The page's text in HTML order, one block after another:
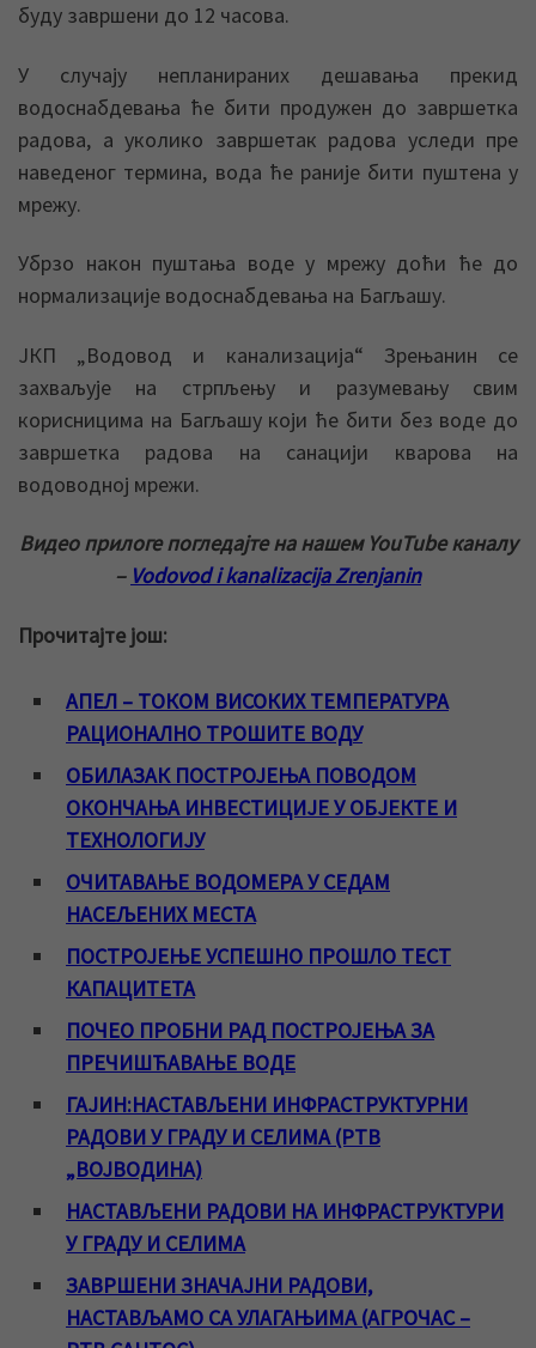
буду завршени до 12 часова.
У случају непланираних дешавања прекид
водоснабдевања ће бити продужен до завршетка
радова, а уколико завршетак радова уследи пре
наведеног термина, вода ће раније бити пуштена у
мрежу.
Убрзо након пуштања воде у мрежу доћи ће до
нормализације водоснабдевања на Багљашу.
ЈКП „Водовод и канализација“ Зрењанин се
захваљује на стрпљењу и разумевању свим
корисницима на Багљашу који ће бити без воде до
завршетка радова на санацији кварова на
водоводној мрежи.
Видео прилоге погледајте на нашем YouTube каналу
– Vodovod i kanalizacija Zrenjanin
Прочитајте још:
АПЕЛ – ТОКОМ ВИСОКИХ ТЕМПЕРАТУРА
РАЦИОНАЛНО ТРОШИТЕ ВОДУ
ОБИЛАЗАК ПОСТРОЈЕЊА ПОВОДОМ
ОКОНЧАЊА ИНВЕСТИЦИЈЕ У ОБЈЕКТЕ И
ТЕХНОЛОГИЈУ
ОЧИТАВАЊЕ ВОДОМЕРА У СЕДАМ
НАСЕЉЕНИХ МЕСТА
ПОСТРОЈЕЊЕ УСПЕШНО ПРОШЛО ТЕСТ
КАПАЦИТЕТА
ПОЧЕО ПРОБНИ РАД ПОСТРОЈЕЊА ЗА
ПРЕЧИШЋАВАЊЕ ВОДЕ
ГАЈИН:НАСТАВЉЕНИ ИНФРАСТРУКТУРНИ
РАДОВИ У ГРАДУ И СЕЛИМА (РТВ
„ВОЈВОДИНА)
НАСТАВЉЕНИ РАДОВИ НА ИНФРАСТРУКТУРИ
У ГРАДУ И СЕЛИМА
ЗАВРШЕНИ ЗНАЧАЈНИ РАДОВИ,
НАСТАВЉАМО СА УЛАГАЊИМА (АГРОЧАС –